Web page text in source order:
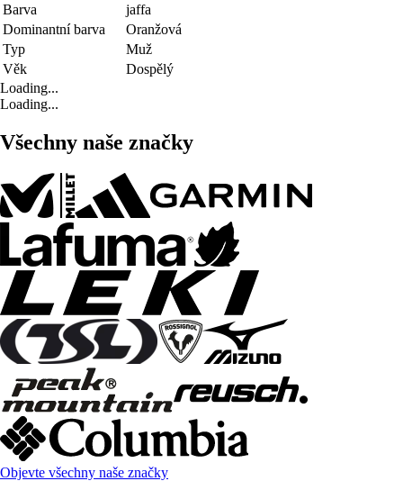
Barva
jaffa
Dominantní barva
Oranžová
Typ
Muž
Věk
Dospělý
Loading...
Loading...
Všechny naše značky
Objevte všechny naše značky